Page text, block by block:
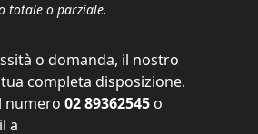
totale o parziale.
o domanda, il nostro
completa disposizione.
numero 02 89362545 o
a